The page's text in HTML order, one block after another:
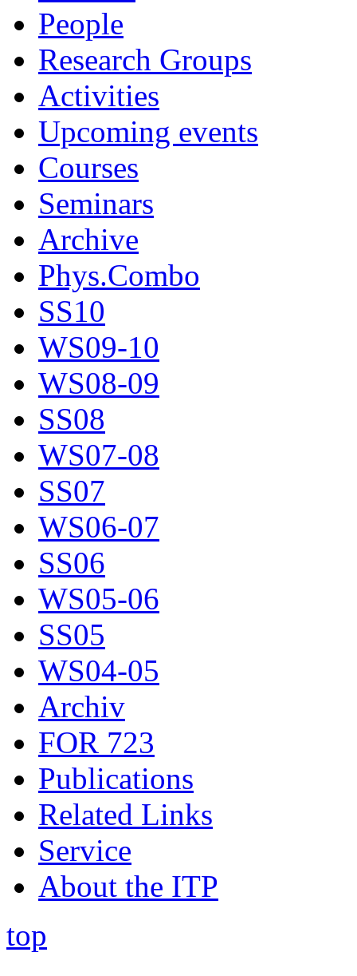
People
Research Groups
Activities
Upcoming events
Courses
Seminars
Archive
Phys.Combo
SS10
WS09-10
WS08-09
SS08
WS07-08
SS07
WS06-07
SS06
WS05-06
SS05
WS04-05
Archiv
FOR 723
Publications
Related Links
Service
About the ITP
top